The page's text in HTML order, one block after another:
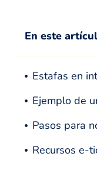
En este
Estafas en
Ejemplo de
Pasos para
Recursos e-